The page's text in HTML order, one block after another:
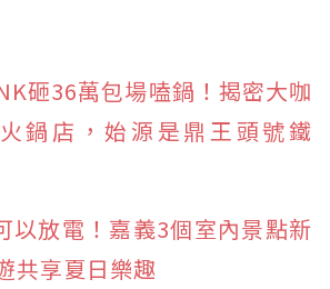
砸36萬包場嗑鍋！揭密大咖
鍋店，始源是鼎王頭號鐵
以放電！嘉義3個室內景點新
共享夏日樂趣